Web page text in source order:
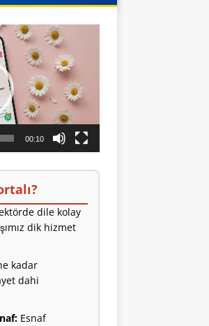
00:10
dile kolay
dik hizmet
kadar
dahi
Esnaf